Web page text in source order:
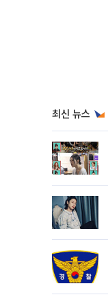
최신 뉴스